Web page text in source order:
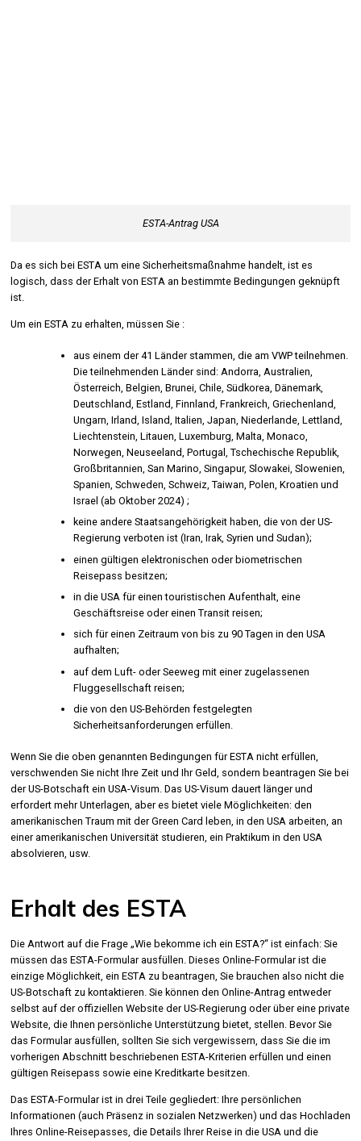
ESTA-Antrag USA
Da es sich bei ESTA um eine Sicherheitsmaßnahme handelt, ist es
logisch, dass der Erhalt von ESTA an bestimmte Bedingungen geknüpft
ist.
Um ein ESTA zu erhalten, müssen Sie :
aus einem der 41 Länder stammen, die am VWP teilnehmen.
Die teilnehmenden Länder sind: Andorra, Australien,
Österreich, Belgien, Brunei, Chile, Südkorea, Dänemark,
Deutschland, Estland, Finnland, Frankreich, Griechenland,
Ungarn, Irland, Island, Italien, Japan, Niederlande, Lettland,
Liechtenstein, Litauen, Luxemburg, Malta, Monaco,
Norwegen, Neuseeland, Portugal, Tschechische Republik,
Großbritannien, San Marino, Singapur, Slowakei, Slowenien,
Spanien, Schweden, Schweiz, Taiwan, Polen, Kroatien und
Israel (ab Oktober 2024) ;
keine andere Staatsangehörigkeit haben, die von der US-
Regierung verboten ist (Iran, Irak, Syrien und Sudan);
einen gültigen elektronischen oder biometrischen
Reisepass besitzen;
in die USA für einen touristischen Aufenthalt, eine
Geschäftsreise oder einen Transit reisen;
sich für einen Zeitraum von bis zu 90 Tagen in den USA
aufhalten;
auf dem Luft- oder Seeweg mit einer zugelassenen
Fluggesellschaft reisen;
die von den US-Behörden festgelegten
Sicherheitsanforderungen erfüllen.
Wenn Sie die oben genannten Bedingungen für ESTA nicht erfüllen,
verschwenden Sie nicht Ihre Zeit und Ihr Geld, sondern beantragen Sie bei
der US-Botschaft ein USA-Visum. Das US-Visum dauert länger und
erfordert mehr Unterlagen, aber es bietet viele Möglichkeiten: den
amerikanischen Traum mit der Green Card leben, in den USA arbeiten, an
einer amerikanischen Universität studieren, ein Praktikum in den USA
absolvieren, usw.
Erhalt des ESTA
Die Antwort auf die Frage „Wie bekomme ich ein ESTA?“ ist einfach: Sie
müssen das ESTA-Formular ausfüllen. Dieses Online-Formular ist die
einzige Möglichkeit, ein ESTA zu beantragen, Sie brauchen also nicht die
US-Botschaft zu kontaktieren. Sie können den Online-Antrag entweder
selbst auf der offiziellen Website der US-Regierung oder über eine private
Website, die Ihnen persönliche Unterstützung bietet, stellen. Bevor Sie
das Formular ausfüllen, sollten Sie sich vergewissern, dass Sie die im
vorherigen Abschnitt beschriebenen ESTA-Kriterien erfüllen und einen
gültigen Reisepass sowie eine Kreditkarte besitzen.
Das ESTA-Formular ist in drei Teile gegliedert: Ihre persönlichen
Informationen (auch Präsenz in sozialen Netzwerken) und das Hochladen
Ihres Online-Reisepasses, die Details Ihrer Reise in die USA und die